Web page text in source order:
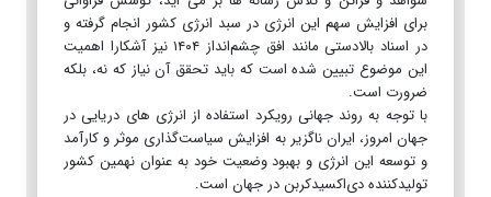
برای افزایش سهم این انرژی در سبد انرژی کشور انجام گرفته و
در اسناد بالادستی مانند افق چشم‌انداز ۱۴۰۴ نیز آشکارا اهمیت
این موضوع تبیین شده است که باید تحقق آن نیاز که نه، بلکه
ضرورت است.
با توجه به روند جهانی رویکرد استفاده از انرژی های دریایی در
جهان امروز، ایران ناگزیر به افزایش سیاست‌گذاری موثر و کارآمد
و توسعه این انرژی و بهبود وضعیت خود به عنوان نهمین کشور
تولیدکننده دی‌اکسیدکربن در جهان است.